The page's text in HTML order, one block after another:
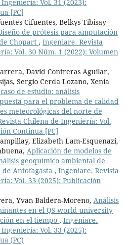
Vol. 31 (2023):
[PC]
Cifuentes, Belkys Tibisay
de prótesis para amputación
Chopart , Ingeniare. Revista
Vol. 30 Núm. 1 (2022): Volumen
David Contreras Aguilar,
Sergio Cerda Lozano, Xenia
de estudio: análisis
para el problema de calidad
meteorológicas del norte de
Chilena de Ingeniería: Vol.
Continua [PC]
Elizabeth Lam-Esquenazi,
Aplicación de modelos de
geoquímico ambiental de
Antofagasta , Ingeniare. Revista
Vol. 33 (2025): Publicación
Yvan Baldera-Moreno, Análisis
en el QS world university
en el tiempo , Ingeniare.
Vol. 33 (2025):
(PC)